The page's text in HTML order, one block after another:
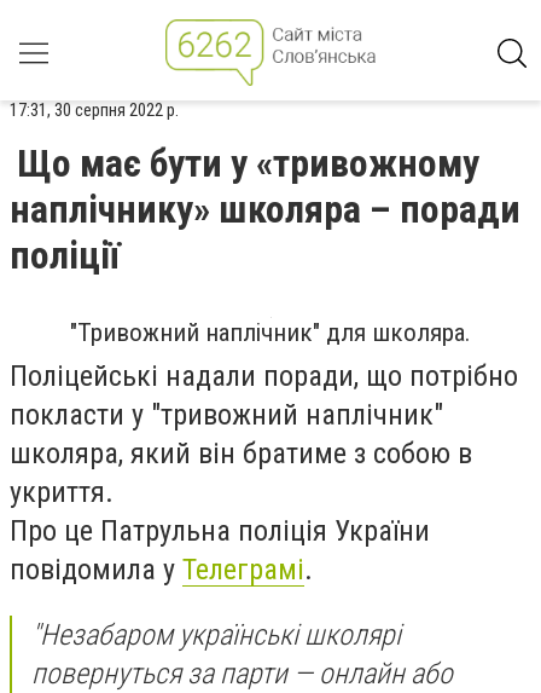
17:31, 30 серпня 2022 р.
Що має бути у «тривожному
наплічнику» школяра – поради
поліції
"Тривожний наплічник" для школяра.
Поліцейські надали поради, що потрібно
покласти у "тривожний наплічник"
школяра, який він братиме з собою в
укриття.
Про це Патрульна поліція України
повідомила у Телеграмі.
"Незабаром українські школярі
повернуться за парти — онлайн або